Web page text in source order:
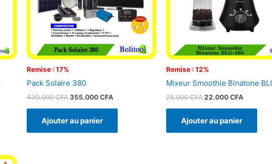
Remise : 17%
Pack Solaire 380
430.000CFA 355.000CFA
Ajouter au panier
Remise : 12%
Mixeur Smoothie Binatone
25.000CFA22.000CFA
Ajouter au panier